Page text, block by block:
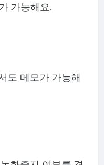
가능해요.
도 메모가 가능해